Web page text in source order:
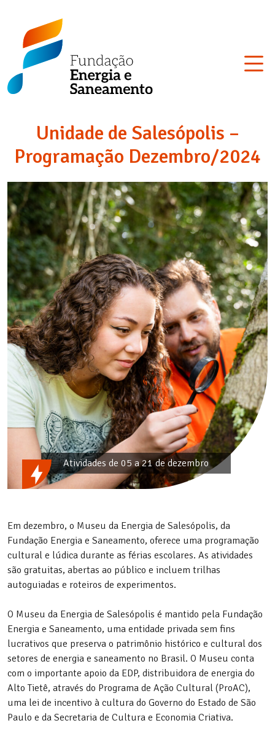
content
Fundação
Energia
Saneamento
Unidade de Salesópolis –
Programação Dezembro/2024
Atividades de 05 a 21 de dezembro
Em dezembro, o Museu da Energia de Salesópolis, da
Fundação Energia e Saneamento, oferece uma programação
cultural e lúdica durante as férias escolares. As atividades
são gratuitas, abertas ao público e incluem trilhas
autoguiadas e roteiros de experimentos.
O Museu da Energia de Salesópolis é mantido pela Fundação
Energia e Saneamento, uma entidade privada sem fins
lucrativos que preserva o patrimônio histórico e cultural dos
setores de energia e saneamento no Brasil. O Museu conta
com o importante apoio da EDP, distribuidora de energia do
Alto Tietê, através do Programa de Ação Cultural (ProAC),
uma lei de incentivo à cultura do Governo do Estado de São
Paulo e da Secretaria de Cultura e Economia Criativa.